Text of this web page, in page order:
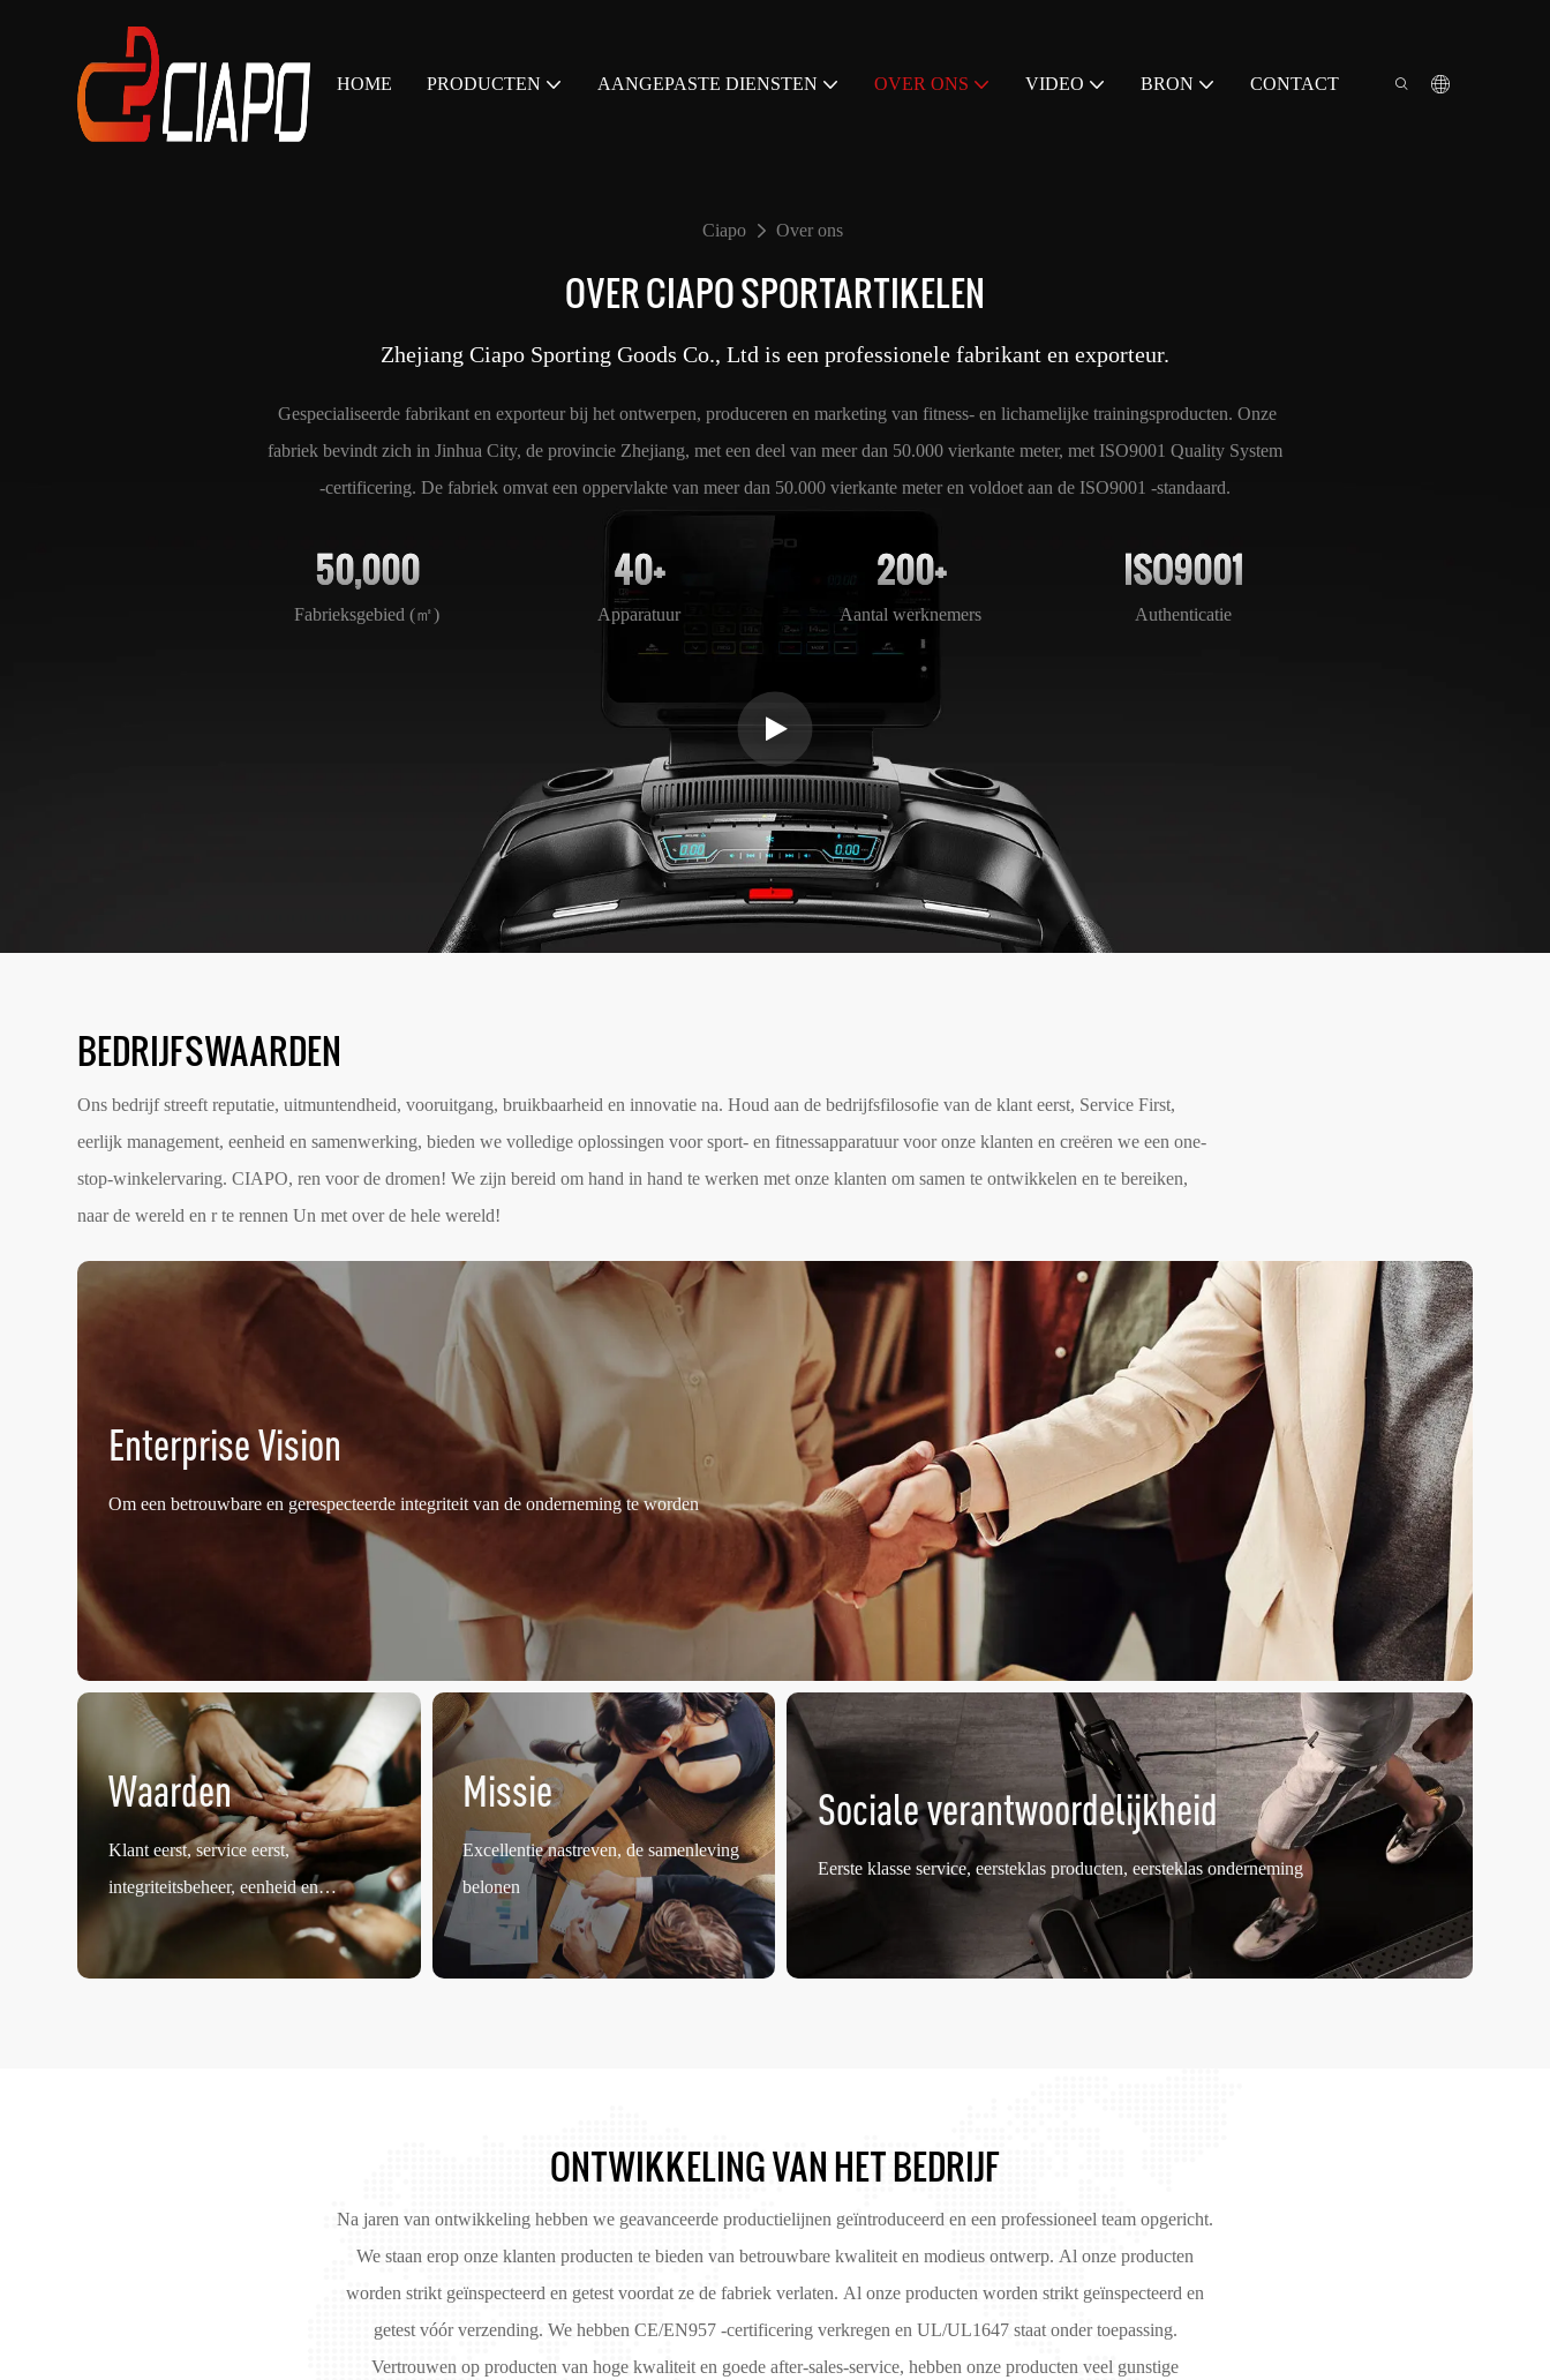
HOME PRODUCTEN AANGEPASTE DIENSTEN OVER ONS VIDEO BRON CONTACT
Ciapo Over ons
OVER CIAPO SPORTARTIKELEN
Zhejiang Ciapo Sporting Goods Co., Ltd is een professionele fabrikant en exporteur.
Gespecialiseerde fabrikant en exporteur bij het ontwerpen, produceren en marketing van fitness- en lichamelijke trainingsproducten. Onze
fabriek bevindt zich in Jinhua City, de provincie Zhejiang, met een deel van meer dan 50.000 vierkante meter, met ISO9001 Quality System
-certificering. De fabriek omvat een oppervlakte van meer dan 50.000 vierkante meter en voldoet aan de ISO9001 -standaard.
50,000
Fabrieksgebied (㎡)
40+
Apparatuur
200+
Aantal werknemers
ISO9001
Authenticatie
BEDRIJFSWAARDEN
Ons bedrijf streeft reputatie, uitmuntendheid, vooruitgang, bruikbaarheid en innovatie na. Houd aan de bedrijfsfilosofie van de klant eerst, Service First,
eerlijk management, eenheid en samenwerking, bieden we volledige oplossingen voor sport- en fitnessapparatuur voor onze klanten en creëren we een one-
stop-winkelervaring. CIAPO, ren voor de dromen! We zijn bereid om hand in hand te werken met onze klanten om samen te ontwikkelen en te bereiken,
naar de wereld en r te rennenUn met over de hele wereld!
Enterprise Vision
Om een ​​betrouwbare en gerespecteerde integriteit van de onderneming te worden
Waarden
Klant eerst, service eerst,
integriteitsbeheer, eenheid en
samenwerking
Missie
Excellentie nastreven, de samenleving
belonen
Sociale verantwoordelijkheid
Eerste klasse service, eersteklas producten, eersteklas onderneming
ONTWIKKELING VAN HET BEDRIJF
Na jaren van ontwikkeling hebben we geavanceerde productielijnen geïntroduceerd en een professioneel team opgericht.
We staan ​​erop onze klanten producten te bieden van betrouwbare kwaliteit en modieus ontwerp. Al onze producten
worden strikt geïnspecteerd en getest voordat ze de fabriek verlaten. Al onze producten worden strikt geïnspecteerd en
getest vóór verzending. We hebben CE/EN957 -certificering verkregen en UL/UL1647 staat onder toepassing.
Vertrouwen op producten van hoge kwaliteit en goede after-sales-service, hebben onze producten veel gunstige